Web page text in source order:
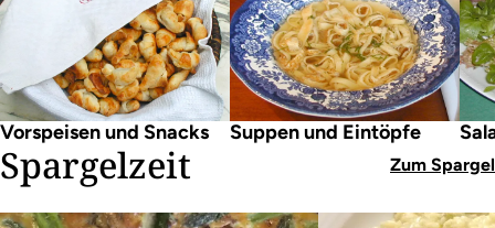
Vorspeisen und Snacks Suppen und Eintöpfe
Spargelzeit Zum Spargel